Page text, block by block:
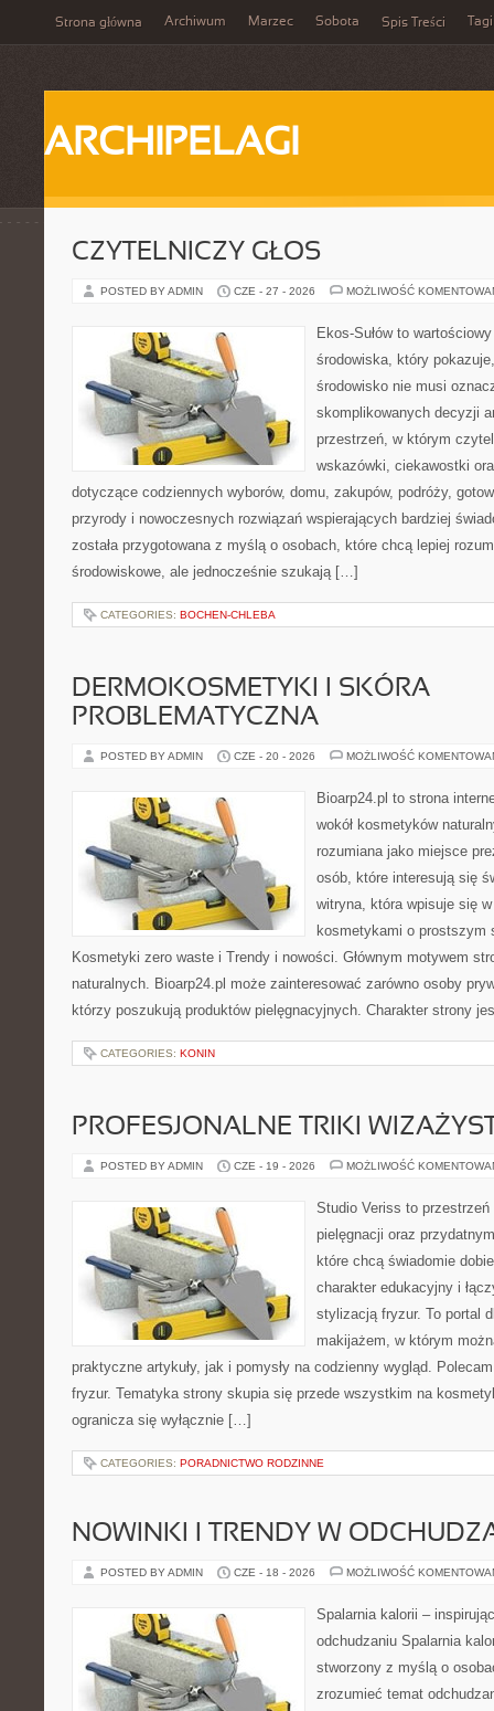
Strona główna Archiwum Marzec Sobota Spis Treści Tagi
ARCHIPELAGI
CZYTELNICZY GŁOS
POSTED BY ADMIN CZE - 27 - 2026 MOŻLIWOŚĆ
Ekos-Sułów to
środowiska, który
środowisko nie musi
skomplikowanych decyzji
przestrzeń, w którym
wskazówki, ciekawostki
dotyczące codziennych wyborów, domu, zakupów, podróży,
przyrody i nowoczesnych rozwiązań wspierających bardziej
została przygotowana z myślą o osobach, które chcą lepiej
środowiskowe, ale jednocześnie szukają […]
CATEGORIES: BOCHEN-CHLEBA
DERMOKOSMETYKI I SKÓRA
PROBLEMATYCZNA
POSTED BY ADMIN CZE - 20 - 2026 MOŻLIWOŚĆ
Bioarp24.pl to strona
wokół kosmetyków
rozumiana jako miejsce
osób, które interesują się
witryna, która wpisuje się
kosmetykami o prostszym
Kosmetyki zero waste i Trendy i nowości. Głównym motywem
naturalnych. Bioarp24.pl może zainteresować zarówno osoby
którzy poszukują produktów pielęgnacyjnych. Charakter strony
CATEGORIES: KONIN
PROFESJONALNE TRIKI
POSTED BY ADMIN CZE - 19 - 2026 MOŻLIWOŚĆ
Studio Veriss to
pielęgnacji oraz
które chcą świadomie
charakter edukacyjny i
stylizacją fryzur. To portal
makijażem, w którym
praktyczne artykuły, jak i pomysły na codzienny wygląd.
fryzur. Tematyka strony skupia się przede wszystkim na
ogranicza się wyłącznie […]
CATEGORIES: PORADNICTWO RODZINNE
NOWINKI I TRENDY W
POSTED BY ADMIN CZE - 18 - 2026 MOŻLIWOŚĆ
Spalarnia kalorii –
odchudzaniu Spalarnia
stworzony z myślą o
zrozumieć temat